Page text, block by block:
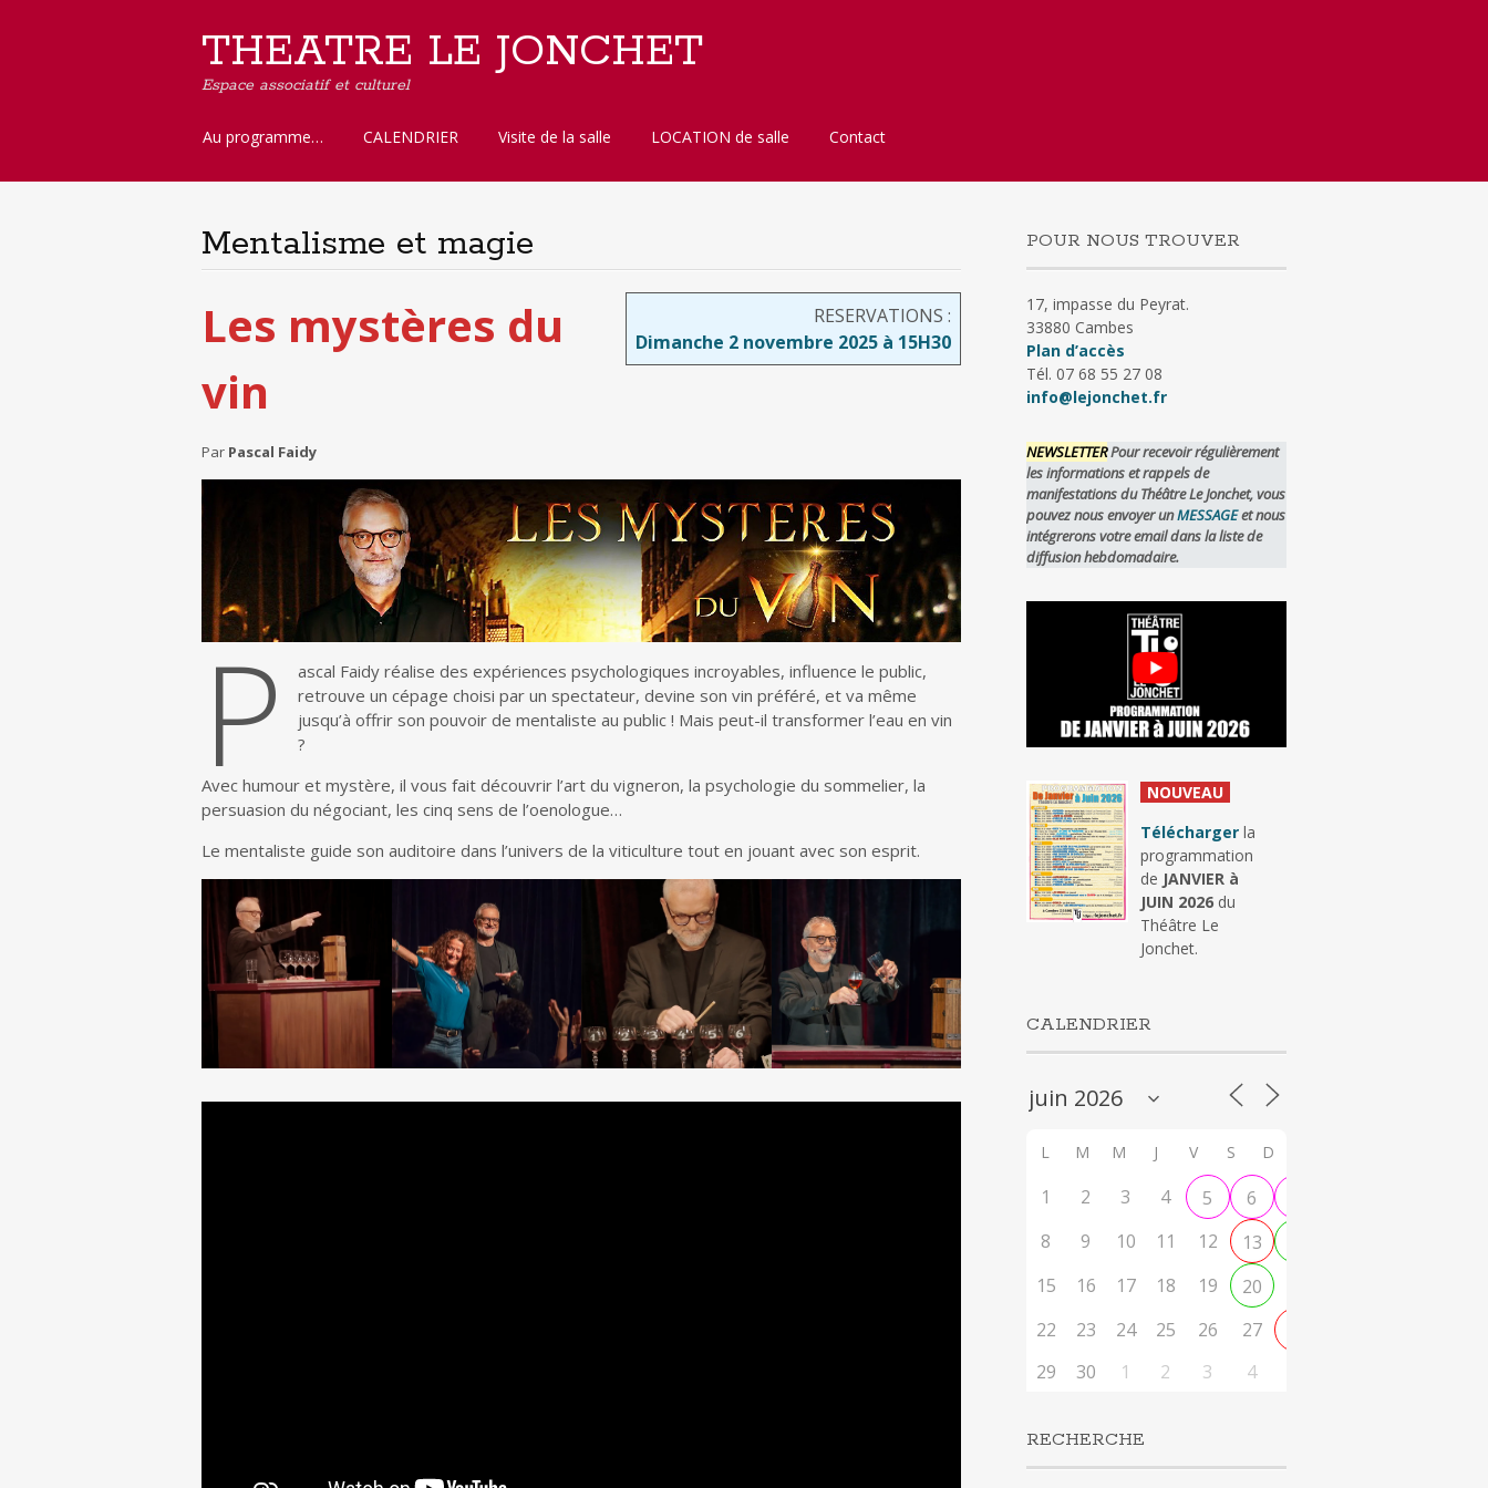
THEATRE LE JONCHET
Espace associatif et culturel
Aller
contenu
Au programme… CALENDRIER Visite de la salle LOCATION de salle Contact
Mentalisme et magie
RESERVATIONS :
Dimanche 2 novembre 2025 à 15H30
Les mystères du
vin
Par Pascal Faidy
P
ascal Faidy réalise des expériences psychologiques incroyables, influence le public,
retrouve un cépage choisi par un spectateur, devine son vin préféré, et va même
jusqu’à offrir son pouvoir de mentaliste au public ! Mais peut-il transformer l’eau en vin
?
Avec humour et mystère, il vous fait découvrir l’art du vigneron, la psychologie du sommelier, la
persuasion du négociant, les cinq sens de l’oenologue…
Le mentaliste guide son auditoire dans l’univers de la viticulture tout en jouant avec son esprit.
POUR NOUS TROUVER
17, impasse du Peyrat.
33880 Cambes
Plan d’accès
Tél. 07 68 55 27 08
info@lejonchet.fr
NEWSLETTERPour recevoir régulièrement
les informations et rappels de
manifestations du Théâtre Le Jonchet, vous
pouvez nous envoyer unMESSAGEet nous
intégrerons votre email dans la liste de
diffusion hebdomadaire.
NOUVEAU
Télécharger la
programmation
de JANVIER à
JUIN 2026 du
Théâtre Le
Jonchet.
CALENDRIER
L M M J V S D
1 2 3 4 5 6
8
9 10 11 12 13
15
16 17 18 19 20
22
23 24 25 26 27
29
30 1 2 3 4
RECHERCHE